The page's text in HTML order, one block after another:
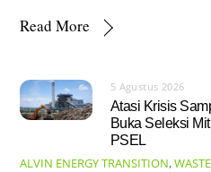
Read More
5 Agustus 2026
Atasi Krisis
Buka Seleksi
PSEL
ALVIN ENERGY TRANSITION,WASTE